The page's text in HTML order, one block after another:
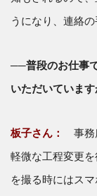
うになり、連絡の
──普段のお仕事
いただいています
板子さん：
事務
軽微な工程変更
を撮る時にはス